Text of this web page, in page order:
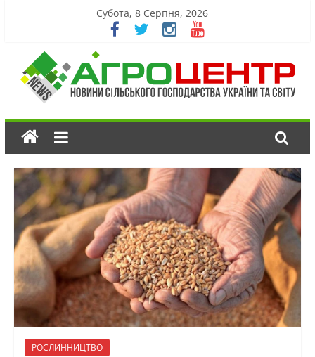
Субота, 8 Серпня, 2026
РОСЛИННИЦТВО